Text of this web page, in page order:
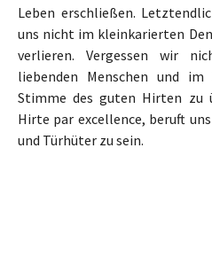
Leben erschließen.
uns nicht im kleinkarierten
verlieren. Vergessen wir
liebenden Menschen und
Stimme des guten Hirten zu
Hirte par excellence, beruft
und Türhüter zu sein.